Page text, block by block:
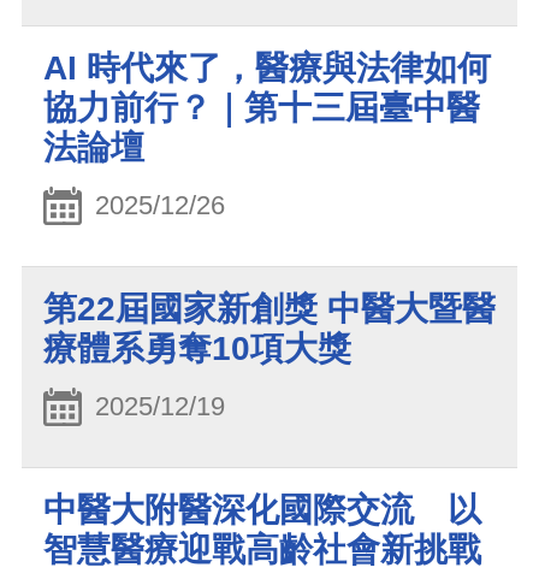
AI 時代來了，醫療與法律如何
協力前行？｜第十三屆臺中醫
法論壇
2025/12/26
第22屆國家新創獎 中醫大暨醫
療體系勇奪10項大獎
2025/12/19
中醫大附醫深化國際交流 以
智慧醫療迎戰高齡社會新挑戰